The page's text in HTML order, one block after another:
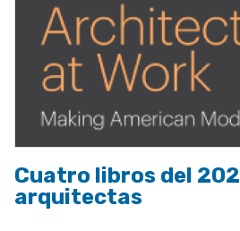
Cuatro libros del
arquitectas